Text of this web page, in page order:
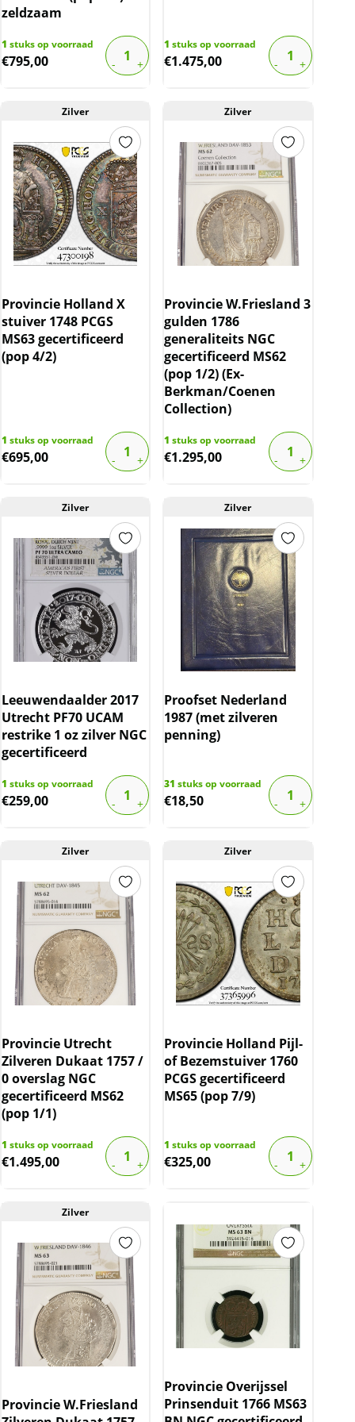
zeldzaam
1 stuks op voorraad
€795,00
1 stuks op voorraad
€1.475,00
Zilver
Provincie Holland X
stuiver 1748 PCGS
MS63 gecertificeerd
(pop 4/2)
1 stuks op voorraad
€695,00
Zilver
Provincie W.Friesland 3
gulden 1786
generaliteits NGC
gecertificeerd MS62
(pop 1/2) (Ex-
Berkman/Coenen
Collection)
1 stuks op voorraad
€1.295,00
Zilver
Leeuwendaalder 2017
Utrecht PF70 UCAM
restrike 1 oz zilver NGC
gecertificeerd
1 stuks op voorraad
€259,00
Zilver
Proofset Nederland
1987 (met zilveren
penning)
31 stuks op voorraad
€18,50
Zilver
Provincie Utrecht
Zilveren Dukaat 1757 /
0 overslag NGC
gecertificeerd MS62
(pop 1/1)
1 stuks op voorraad
€1.495,00
Zilver
Provincie Holland Pijl-
of Bezemstuiver 1760
PCGS gecertificeerd
MS65 (pop 7/9)
1 stuks op voorraad
€325,00
Zilver
Provincie W.Friesland
Provincie Overijssel
Prinsenduit 1766 MS63